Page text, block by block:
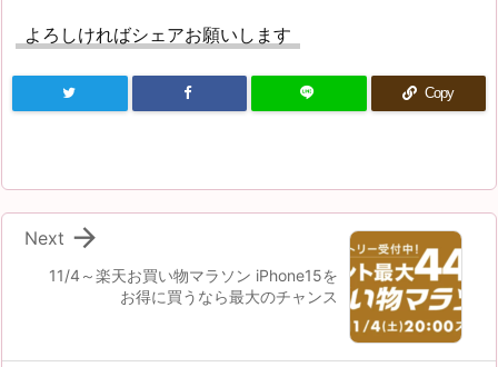
よろしければシェアお願いします
Copy
11/4～楽天お買い物マラソン iPhone15を
お得に買うなら最大のチャンス

Next